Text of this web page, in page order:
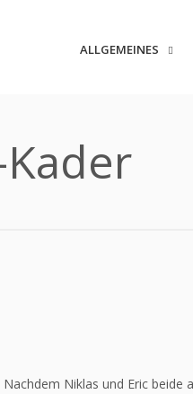
ALLGEMEINES
Niklas und Eric beide